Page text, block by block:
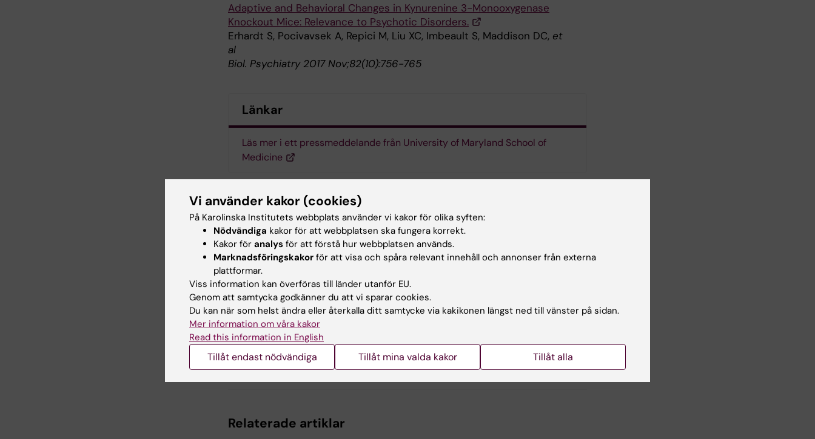
Adaptive and Behavioral Changes in Kynurenine 3-Monooxygenase
Knockout Mice: Relevance to Psychotic Disorders.
Erhardt S, Pocivavsek A, Repici M, Liu XC, Imbeault S, Maddison DC, et
al
Biol. Psychiatry 2017 Nov;82(10):756-765
Länkar
Läs mer i ett pressmeddelande från University of Maryland School of
Medicine
Tags
Cell- och molekylärbiologi Psykiatri
Psykossjukdomar
Uppdaterad av:
Charlotte Brandt 2019-06-19
Dela
Relaterade artiklar
Vi använder kakor (cookies)
På Karolinska Institutets webbplats använder vi kakor för olika syften:
Nödvändiga kakor för att webbplatsen ska fungera korrekt.
Kakor för analys för att förstå hur webbplatsen används.
Marknadsföringskakor för att visa och spåra relevant innehåll och annonser från externa
plattformar.
Viss information kan överföras till länder utanför EU.
Genom att samtycka godkänner du att vi sparar cookies.
Du kan när som helst ändra eller återkalla ditt samtycke via kakikonen längst ned till vänster på sidan.
Mer information om våra kakor
Read this information in English
Tillåt endast nödvändiga Tillåt mina valda kakor Tillåt alla